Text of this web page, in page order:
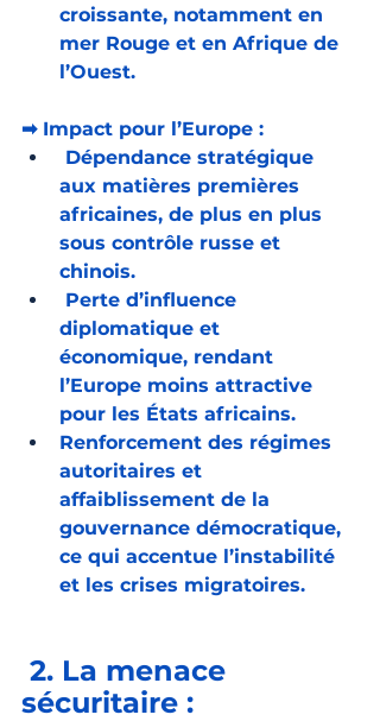
croissante, notamment en
mer Rouge et en Afrique de
l’Ouest.
➡ Impact pour l’Europe :
Dépendance stratégique
aux matières premières
africaines, de plus en plus
sous contrôle russe et
chinois.
Perte d’influence
diplomatique et
économique, rendant
l’Europe moins attractive
pour les États africains.
Renforcement des régimes
autoritaires et
affaiblissement de la
gouvernance démocratique,
ce qui accentue l’instabilité
et les crises migratoires.
2. La menace
sécuritaire :